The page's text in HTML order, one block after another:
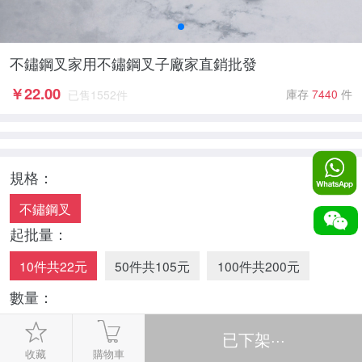
不鏽鋼叉家用不鏽鋼叉子廠家直銷批發
￥22.00 已售 1552件 庫存 7440 件
規格：
不鏽鋼叉
起批量：
10件共22元 50件共105元 100件共200元
數量：
-
+
收藏 購物車